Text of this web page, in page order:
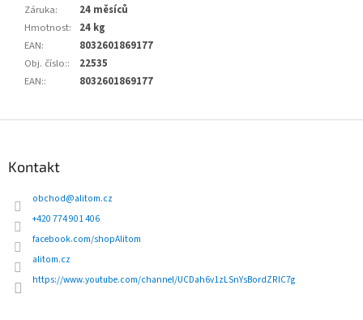
Záruka:
24 měsíců
Hmotnost:
24 kg
EAN:
8032601869177
Obj. číslo::
22535
EAN:: 8032601869177
Kontakt
obchod@alitom.cz
+420 774 901 406
facebook.com/shopAlitom
alitom.cz
https://www.youtube.com/channel/UCDah6v1zLSnYsBordZRlC7g